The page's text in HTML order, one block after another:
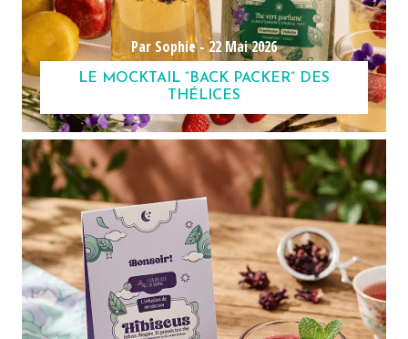
Par Sophie -22 Mai 2026
LE MOCKTAIL “BACK PACKER” DES
THÉLICES